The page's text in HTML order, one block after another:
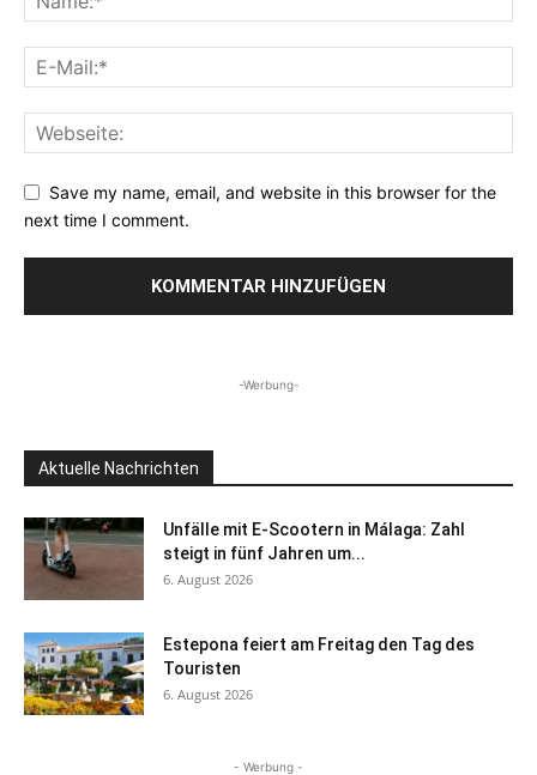
Save my name, email, and website in this browser for the
next time I comment.
-Werbung-
Aktuelle Nachrichten
Unfälle mit E-Scootern in Málaga: Zahl
steigt in fünf Jahren um...
6. August 2026
Estepona feiert am Freitag den Tag des
Touristen
6. August 2026
- Werbung -